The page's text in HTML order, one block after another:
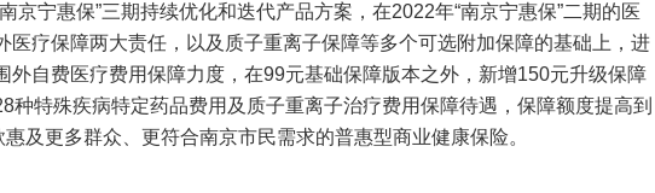
京宁惠保”三期持续优化和迭代产品方案，在2022年“南京宁惠保”二期的医
医疗保障两大责任，以及质子重离子保障等多个可选附加保障的基础上，进
外自费医疗费用保障力度，在99元基础保障版本之外，新增150元升级保障
种特殊疾病特定药品费用及质子重离子治疗费用保障待遇，保障额度提高到
及更多群众、更符合南京市民需求的普惠型商业健康保险。